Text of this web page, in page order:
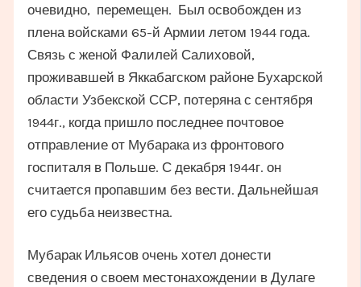
очевидно, перемещен. Был освобожден из
плена войсками 65-й Армии летом 1944 года.
Связь с женой Фалилей Салиховой,
проживавшей в Яккабагском районе Бухарской
области Узбекской ССР, потеряна с сентября
1944г., когда пришло последнее почтовое
отправление от Мубарака из фронтового
госпиталя в Польше. С декабря 1944г. он
считается пропавшим без вести. Дальнейшая
его судьба неизвестна.
Мубарак Ильясов очень хотел донести
сведения о своем местонахождении в Дулаге